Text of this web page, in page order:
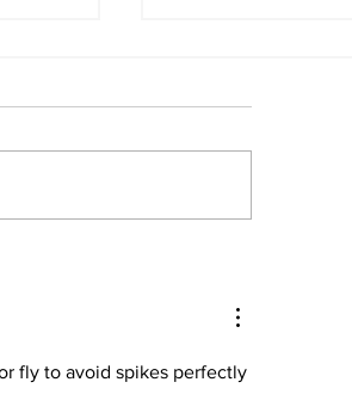
la movilidad
fly to avoid spikes perfectly